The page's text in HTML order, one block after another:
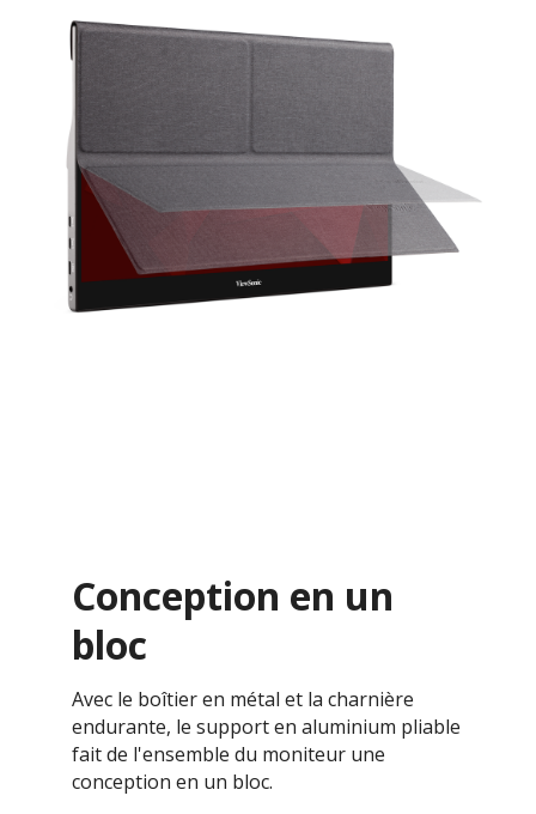
Conception en un
bloc
Avec le boîtier en métal et la charnière
endurante, le support en aluminium pliable
fait de l'ensemble du moniteur une
conception en un bloc.